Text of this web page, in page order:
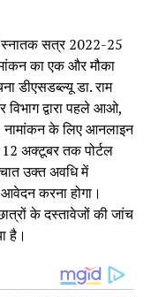
स्नातक सत्र 2022-25
का एक और मौका
डीएसडब्ल्यू डा. राम
विभाग द्वारा पहले आओ,
नामांकन के लिए आनलाइन
अक्टूबर तक पोर्टल
उक्त अवधि में
करना होगा।
के दस्तावेजों की जांच
है।